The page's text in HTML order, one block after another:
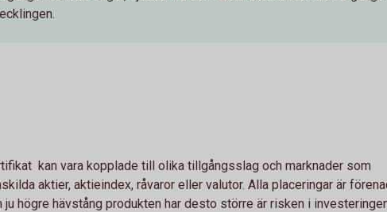
kan vara kopplade till olika tillgångsslag och marknader som
aktier, aktieindex, råvaror eller valutor. Alla placeringar är
ju högre hävstång produkten har desto större är risken i